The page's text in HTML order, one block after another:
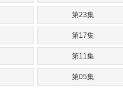
第23集
第17集
第11集
第05集